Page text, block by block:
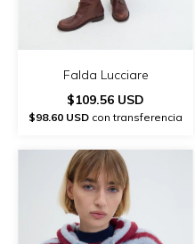
Falda Lucciare
$109.56 USD
$98.60 USD con transferencia